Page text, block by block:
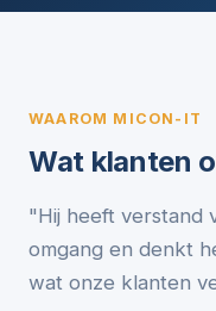
WAAROM MICON-IT
Wat klanten
"Hij heeft verstand
omgang en denkt
wat onze klanten